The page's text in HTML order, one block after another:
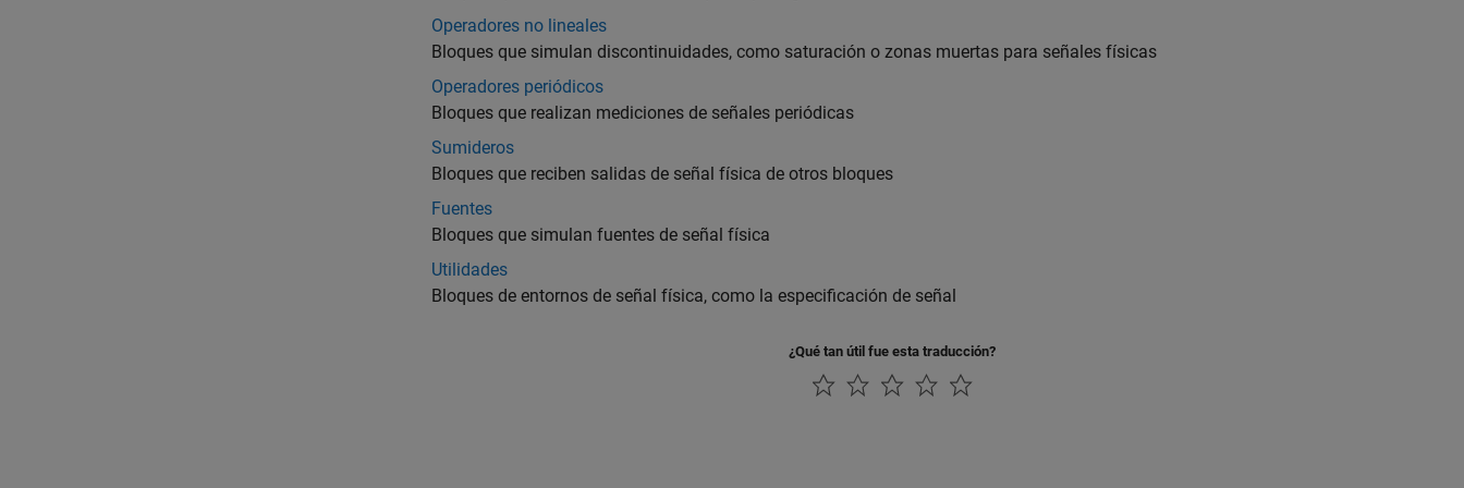
Operadores no lineales
Bloques que simulan discontinuidades, como saturación o zonas muertas para señales físicas
Operadores periódicos
Bloques que realizan mediciones de señales periódicas
Sumideros
Bloques que reciben salidas de señal física de otros bloques
Fuentes
Bloques que simulan fuentes de señal física
Utilidades
Bloques de entornos de señal física, como la especificación de señal
¿Qué tan útil fue esta traducción?